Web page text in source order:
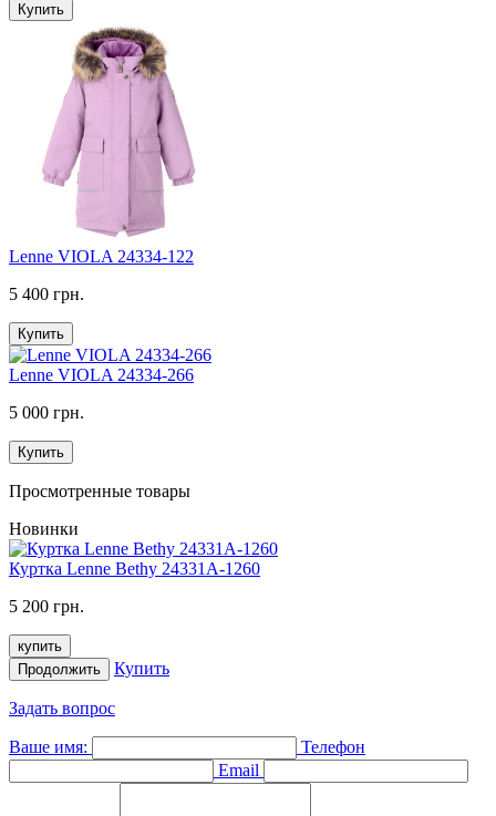
Купить
Lenne VIOLA 24334-122
5 400 грн.
Купить
Lenne VIOLA 24334-266
5 000 грн.
Купить
Просмотренные товары
Новинки
Куртка Lenne Bethy 24331A-1260
5 200 грн.
купить
Продолжить
Купить
Задать вопрос
Ваше имя:
Телефон
Email